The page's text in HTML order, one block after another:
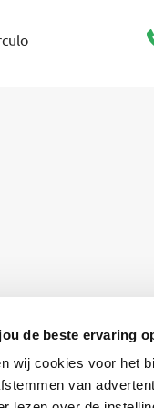
de beste ervaring
wij cookies voor het
van
jongeren, volwassenen